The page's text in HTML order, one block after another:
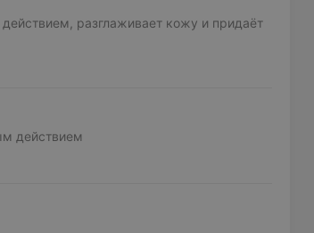
разглаживает кожу и придаёт
действием